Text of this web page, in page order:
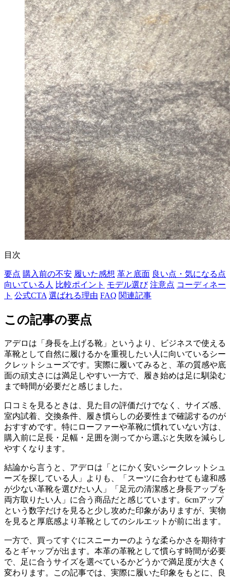
目次
要点 購入前の不安 履いた感想 革と底面 良い点・気になる点
向いている人 比較ポイント モデル選び 注意点 コーディネー
ト 公式CTA 選ばれる理由 FAQ 関連記事
この記事の要点
アデロは「身長を上げる靴」というより、ビジネスで使える
革靴として自然に履けるかを重視したい人に向いているシー
クレットシューズです。実際に履いてみると、革の質感や底
面の頑丈さには満足しやすい一方で、履き始めは足に馴染む
まで時間が必要だと感じました。
口コミを見るときは、見た目の評価だけでなく、サイズ感、
室内試着、交換条件、履き慣らしの必要性まで確認するのが
おすすめです。特にローファーや革靴に慣れていない方は、
購入前に足長・足幅・足囲を測ってから選ぶと失敗を減らし
やすくなります。
結論から言うと、アデロは「とにかく安いシークレットシュ
ーズを探している人」よりも、「スーツに合わせても違和感
が少ない革靴を選びたい人」「足元の清潔感と身長アップを
両方取りたい人」に合う商品だと感じています。6cmアップ
という数字だけを見ると少し攻めた印象がありますが、実物
を見ると厚底感より革靴としてのシルエットが前に出ます。
一方で、買ってすぐにスニーカーのような柔らかさを期待す
るとギャップが出ます。本革の革靴として慣らす時間が必要
で、足に合うサイズを選べているかどうかで満足度が大きく
変わります。この記事では、実際に履いた印象をもとに、良